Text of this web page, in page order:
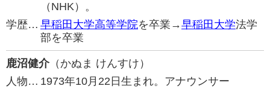
（NHK）。
学歴… 早稲田大学高等学院を卒業→早稲田大学法学
部を卒業
鹿沼健介（かぬま けんすけ）
人物… 1973年10月22日生まれ。アナウンサー